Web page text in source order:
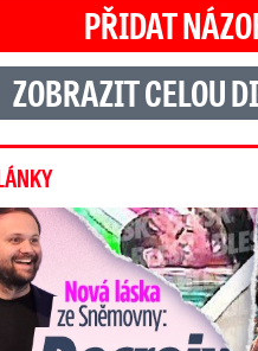
PŘIDAT
ZOBRAZIT CELOU
Sněmovně: Decroix s mladým